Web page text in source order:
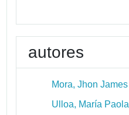
autores
Mora, Jhon James
Ulloa, María Paola